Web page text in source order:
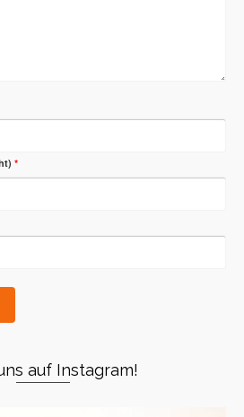
*
auf Instagram!